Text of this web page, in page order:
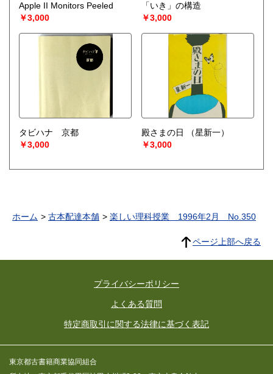
Apple II Monitors Peeled
￥3,000
「いき」の構造
￥3,000
タビハナ 京都
￥3,000
殿さまの日
（星新一）
￥3,000
ホーム 古本配達本舗 楽しい理科授業 1996年2月 No.350
ページ上部へ戻る
プライバシーポリシー
よくある質問
特定商取引に関する法律に基づく表記
東京都古書籍商業協同組合